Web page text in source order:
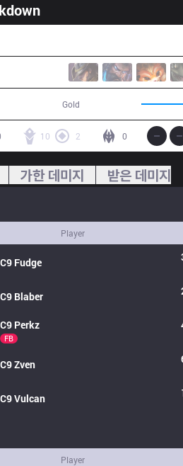
Gold
10 2 0
가한 데미지 받은 데미지
Player
C9 Fudge
C9 Blaber
C9 Perkz
FB
C9Zven
C9Vulcan
Player